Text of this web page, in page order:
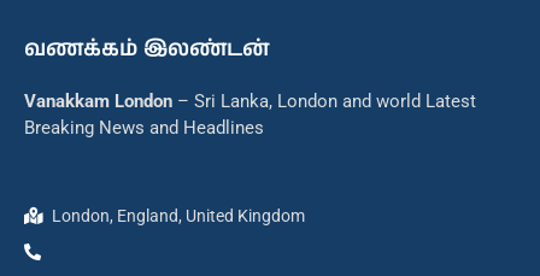
வணக்கம் இலண்டன்
Vanakkam London – Sri Lanka, London and world Latest
Breaking News and Headlines
London, England, United Kingdom